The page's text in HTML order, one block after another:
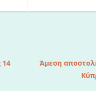
14
Άμεση